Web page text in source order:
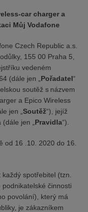
car charger a
Můj Vodafone
Czech Republic a.s.
155 00 Praha 5,
vedeném
(dále jen „ Pořadatel“
soutěž s názvem
a Epico Wireless
jen „ Soutěž“), jejíž
jen „ Pravidla“).
od 16 .10. 2020 do 16.
každý spotřebitel (tzn.
činnosti
povolání), který má
je zákazníkem